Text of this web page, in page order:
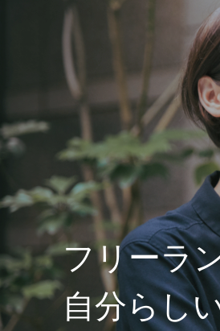
フリーラ
自分らし